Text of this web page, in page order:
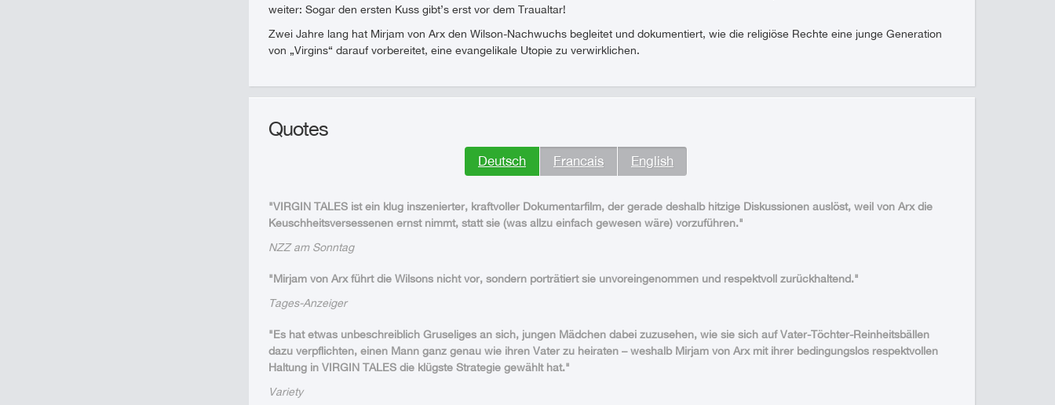
weiter: Sogar den ersten Kuss gibt’s erst vor dem Traualtar!
Zwei Jahre lang hat Mirjam von Arx den Wilson-Nachwuchs begleitet und dokumentiert, wie die religiöse Rechte eine junge Generation
von „Virgins“ darauf vorbereitet, eine evangelikale Utopie zu verwirklichen.
Quotes
Deutsch Francais English
"VIRGIN TALES ist ein klug inszenierter, kraftvoller Dokumentarfilm, der gerade deshalb hitzige Diskussionen auslöst, weil von Arx die
Keuschheitsversessenen ernst nimmt, statt sie (was allzu einfach gewesen wäre) vorzuführen."
NZZ am Sonntag
"Mirjam von Arx führt die Wilsons nicht vor, sondern porträtiert sie unvoreingenommen und respektvoll zurückhaltend."
Tages-Anzeiger
"Es hat etwas unbeschreiblich Gruseliges an sich, jungen Mädchen dabei zuzusehen, wie sie sich auf Vater-Töchter-Reinheitsbällen
dazu verpflichten, einen Mann ganz genau wie ihren Vater zu heiraten – weshalb Mirjam von Arx mit ihrer bedingungslos respektvollen
Haltung in VIRGIN TALES die klügste Strategie gewählt hat."
Variety